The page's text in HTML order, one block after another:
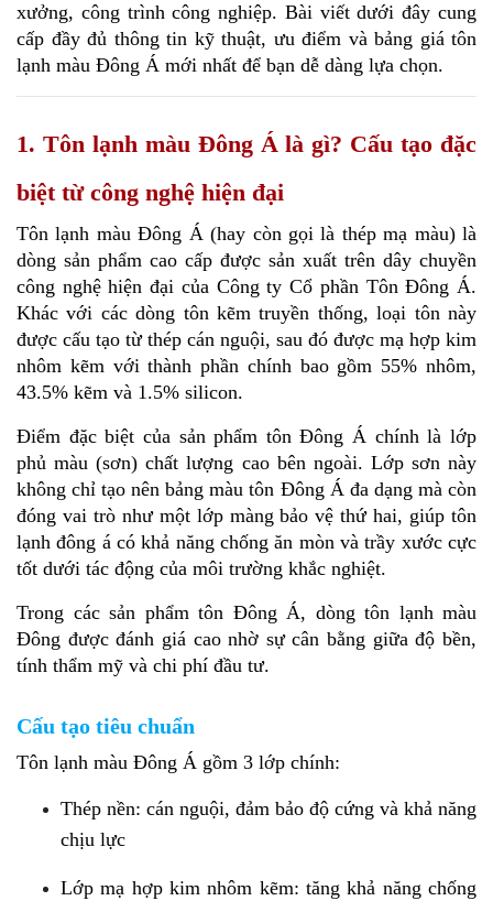
xưởng, công trình công nghiệp. Bài viết dưới đây cung
cấp đầy đủ thông tin kỹ thuật, ưu điểm và bảng giá tôn
lạnh màu Đông Á mới nhất để bạn dễ dàng lựa chọn.
1. Tôn lạnh màu Đông Á là gì? Cấu tạo đặc
biệt từ công nghệ hiện đại
Tôn lạnh màu Đông Á (hay còn gọi là thép mạ màu) là
dòng sản phẩm cao cấp được sản xuất trên dây chuyền
công nghệ hiện đại của Công ty Cổ phần Tôn Đông Á.
Khác với các dòng tôn kẽm truyền thống, loại tôn này
được cấu tạo từ thép cán nguội, sau đó được mạ hợp kim
nhôm kẽm với thành phần chính bao gồm 55% nhôm,
43.5% kẽm và 1.5% silicon.
Điểm đặc biệt của sản phẩm tôn Đông Á chính là lớp
phủ màu (sơn) chất lượng cao bên ngoài. Lớp sơn này
không chỉ tạo nên bảng màu tôn Đông Á đa dạng mà còn
đóng vai trò như một lớp màng bảo vệ thứ hai, giúp tôn
lạnh đông á có khả năng chống ăn mòn và trầy xước cực
tốt dưới tác động của môi trường khắc nghiệt.
Trong các sản phẩm tôn Đông Á, dòng tôn lạnh màu
Đông được đánh giá cao nhờ sự cân bằng giữa độ bền,
tính thẩm mỹ và chi phí đầu tư.
Cấu tạo tiêu chuẩn
Tôn lạnh màu Đông Á gồm 3 lớp chính:
Thép nền: cán nguội, đảm bảo độ cứng và khả năng
chịu lực
Lớp mạ hợp kim nhôm kẽm: tăng khả năng chống